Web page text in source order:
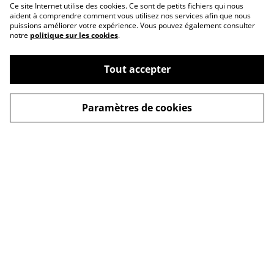
Contact Us
Legal Terms
Ce site Internet utilise des cookies. Ce sont de petits fichiers qui nous
aident à comprendre comment vous utilisez nos services afin que nous
puissions améliorer votre expérience. Vous pouvez également consulter
notre politique sur les cookies.
Tout accepter
Paramètres de cookies